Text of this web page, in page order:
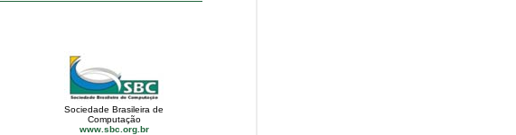
Sociedade Brasileira de
Computação
www.sbc.org.br